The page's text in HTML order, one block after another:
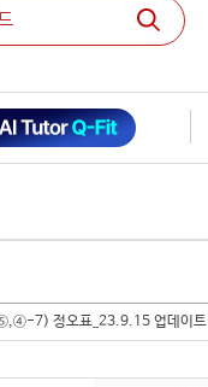
7) 정오표_23.9.15 업데이트